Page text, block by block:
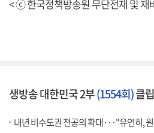
< ⓒ 한국정책방송원 무단전재 및 재
생방송 대한민국 2부(1554회)클
내년 비수도권 전공의 확대···"유연히,